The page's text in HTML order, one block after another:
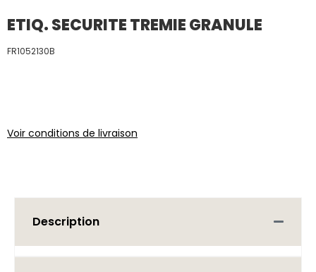
ETIQ. SECURITE TREMIE GRANULE
FR1052130B
Voir conditions de livraison
Description